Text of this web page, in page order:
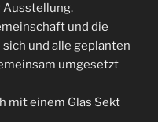
Ausstellung.
und die
und alle geplanten
umgesetzt
mit einem Glas Sekt